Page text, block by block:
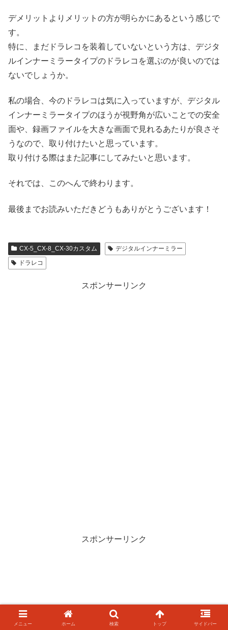
デメリットよりメリットの方が明らかにあるという感じで
す。
特に、まだドラレコを装着していないという方は、デジタ
ルインナーミラータイプのドラレコを選ぶのが良いのでは
ないでしょうか。
私の場合、今のドラレコは気に入っていますが、デジタル
インナーミラータイプのほうが視野角が広いことでの安全
面や、録画ファイルを大きな画面で見れるあたりが良さそ
うなので、取り付けたいと思っています。
取り付ける際はまた記事にしてみたいと思います。
それでは、このへんで終わります。
最後までお読みいただきどうもありがとうございます！
CX-5_CX-8_CX-30カスタム
デジタルインナーミラー
ドラレコ
スポンサーリンク
スポンサーリンク
メニュー ホーム 検索 トップ サイドバー